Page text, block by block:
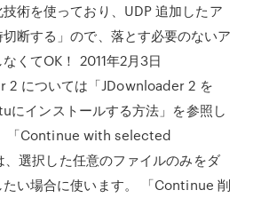
術を使っており、UDP 追加したア
断する」ので、落とす必要のないア
くてOK！ 2011年2月3日
2 については「JDownloader 2 を
にインストールする方法」を参照し
「Continue with selected
選択した任意のファイルのみをダ
たい場合に使います。 「Continue 削